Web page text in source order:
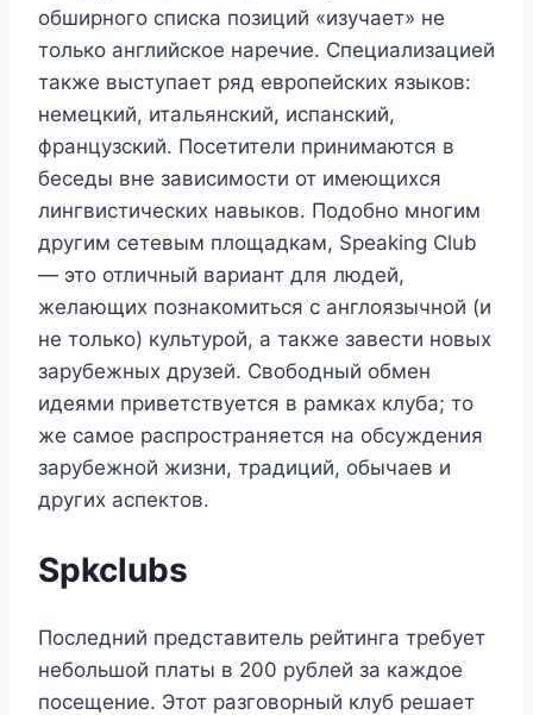
обширного списка позиций «изучает» не
только английское наречие. Специализацией
также выступает ряд европейских языков:
немецкий, итальянский, испанский,
французский. Посетители принимаются в
беседы вне зависимости от имеющихся
лингвистических навыков. Подобно многим
другим сетевым площадкам, Speaking Club
— это отличный вариант для людей,
желающих познакомиться с англоязычной (и
не только) культурой, а также завести новых
зарубежных друзей. Свободный обмен
идеями приветствуется в рамках клуба; то
же самое распространяется на обсуждения
зарубежной жизни, традиций, обычаев и
других аспектов.
Spkclubs
Последний представитель рейтинга требует
небольшой платы в 200 рублей за каждое
посещение. Этот разговорный клуб решает